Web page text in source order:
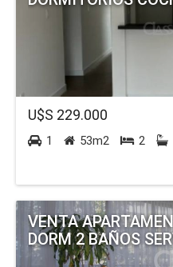
U$S 229.000
1 53m2 2
VENTA
DORM 2 BAÑOS